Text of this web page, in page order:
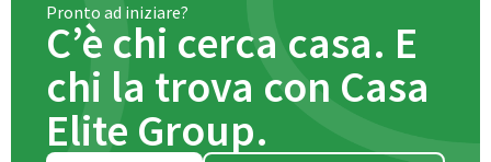
Pronto ad iniziare?
C’è chi cerca casa. E
chi la trova con Casa
Elite Group.